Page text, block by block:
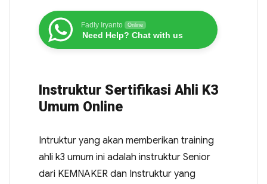
Fadly Iryanto Online
Need Help? Chat with us
Instruktur Sertifikasi Ahli K3
Umum Online
Intruktur yang akan memberikan training
ahli k3 umum ini adalah instruktur Senior
dari KEMNAKER dan Instruktur yang